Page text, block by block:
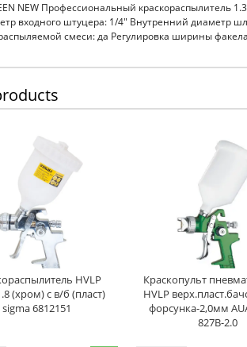
NEW Профессиональный краскораспылитель
входного штуцера: 1/4" Внутренний диаметр
смеси: да Регулировка ширины
HVLP
(хром) с в/б (пласт)
sigma 6812151
Краскопульт
HVLP
форсунка-2,0мм
827B-2.0